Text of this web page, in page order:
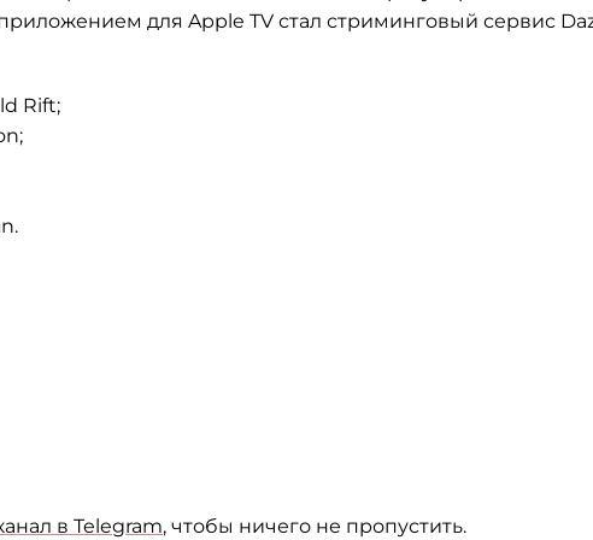
для Apple TV стал стриминговый сервис
Rift;
в Telegram, чтобы ничего не пропустить.